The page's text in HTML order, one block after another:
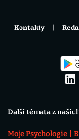
Další témata z
Moje Psychologie
Kontakty